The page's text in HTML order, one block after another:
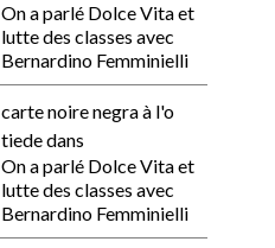
On a parlé Dolce Vita et
lutte des classes avec
Bernardino Femminielli
carte noire negra à l'o
tiededans
On a parlé Dolce Vita et
lutte des classes avec
Bernardino Femminielli